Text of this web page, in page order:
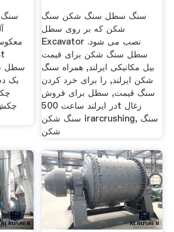
چکش
سنگ سطل سنگ شکن سنگ
شکن که بر روی سطل
Excavator نصب می شود.
سطل سنگ شکن برای قیمت
بیل مکانیکی ایرلند, همراه سنگ
شکن ایرلند, را برای خرد کردن
سنگ قیمت, سطل برای فروش
در ایرلند ساعت 500t زغال
سنگ شکن irarcrushing, سنگ
شکن